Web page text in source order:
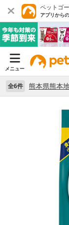
ペットゴ
アプリから
メニュー
全6件